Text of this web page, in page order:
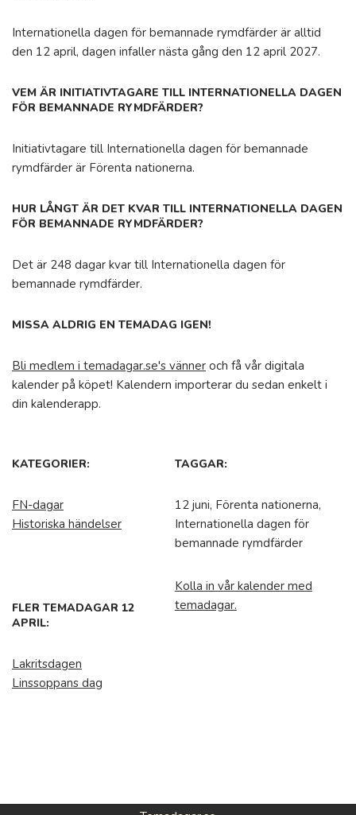
Internationella dagen för bemannade rymdfärder är alltid
den 12 april, dagen infaller nästa gång den 12 april 2027.
VEM ÄR INITIATIVTAGARE TILL INTERNATIONELLA DAGEN
FÖR BEMANNADE RYMDFÄRDER?
Initiativtagare till Internationella dagen för bemannade
rymdfärder är Förenta nationerna.
HUR LÅNGT ÄR DET KVAR TILL INTERNATIONELLA DAGEN
FÖR BEMANNADE RYMDFÄRDER?
Det är 248 dagar kvar till Internationella dagen för
bemannade rymdfärder.
MISSA ALDRIG EN TEMADAG IGEN!
Bli medlem i temadagar.se's vänner och få vår digitala
kalender på köpet! Kalendern importerar du sedan enkelt i
din kalenderapp.
KATEGORIER:
FN-dagar
Historiska händelser
TAGGAR:
12 juni, Förenta nationerna,
Internationella dagen för
bemannade rymdfärder
FLER TEMADAGAR 12
APRIL:
Lakritsdagen
Linssoppans dag
Kolla in vår kalender med
temadagar.